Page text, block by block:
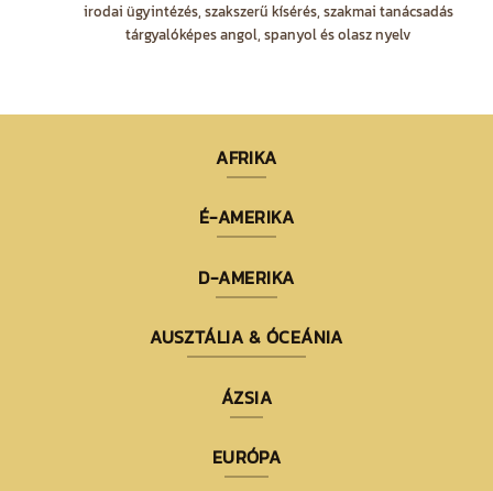
irodai ügyintézés, szakszerű kísérés, szakmai tanácsadás
tárgyalóképes angol, spanyol és olasz nyelv
AFRIKA
É-AMERIKA
D-AMERIKA
AUSZTÁLIA & ÓCEÁNIA
ÁZSIA
EURÓPA